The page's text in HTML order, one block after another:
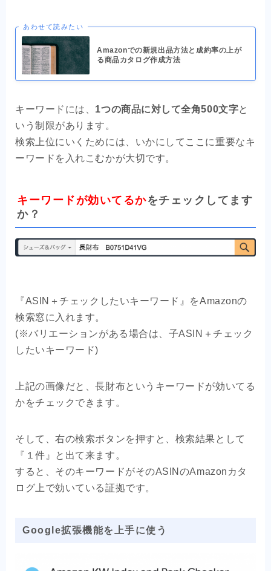
あわせて読みたい
Amazonでの新規出品方法と成約率の上が
る商品カタログ作成方法
キーワードには、 1つの商品に対して全角500文字と
いう制限があります。
検索上位にいくためには、いかにしてここに重要なキ
ーワードを入れこむかが大切です。
キーワードが効いてるかをチェックしてます
か？
『ASIN＋チェックしたいキーワード』をAmazonの
検索窓に入れます。
(※バリエーションがある場合は、子ASIN＋チェック
したいキーワード)
上記の画像だと、長財布というキーワードが効いてる
かをチェックできます。
そして、右の検索ボタンを押すと、検索結果として
『１件』と出て来ます。
すると、そのキーワードがそのASINのAmazonカタ
ログ上で効いている証拠です。
Google拡張機能を上手に使う